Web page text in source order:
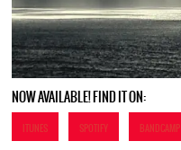
NOW AVAILABLE! FIND IT ON:
ITUNES SPOTIFY BANDCAMP